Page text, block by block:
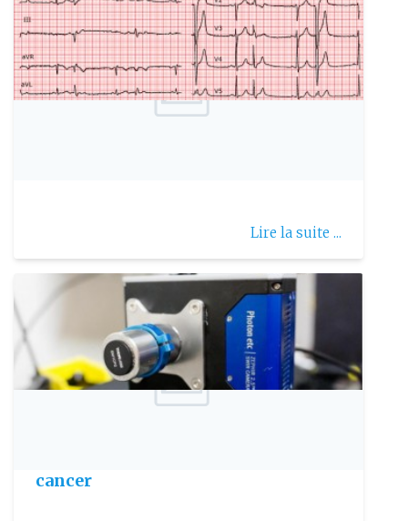
Lire la suite ...
cancer